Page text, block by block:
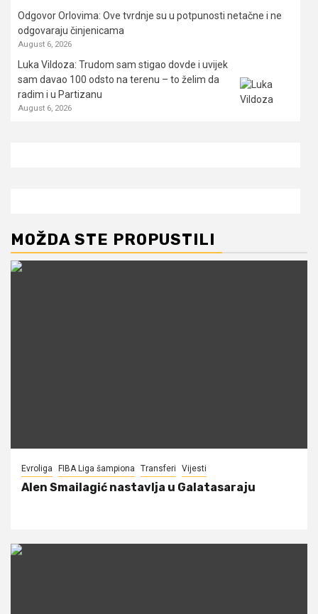
Odgovor Orlovima: ​Ove tvrdnje su u potpunosti netačne i ne
odgovaraju činjenicama
August 6, 2026
Luka Vildoza: Trudom sam stigao dovde i uvijek
sam davao 100 odsto na terenu – to želim da
radim i u Partizanu
August 6, 2026
MOŽDA STE PROPUSTILI
Evroliga FIBA Liga šampiona Transferi Vijesti
Alen Smailagić nastavlja u Galatasaraju